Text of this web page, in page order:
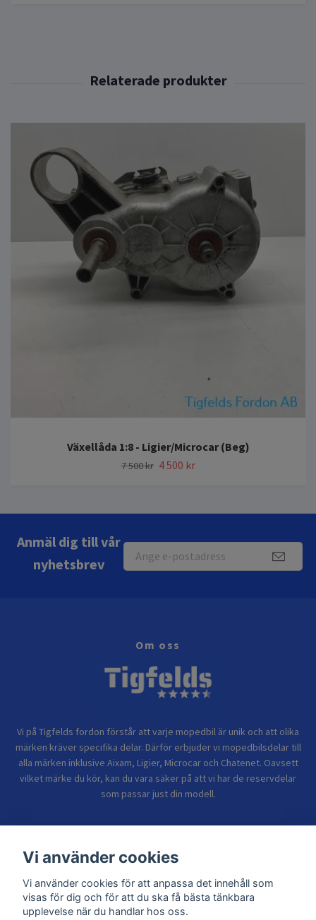
Växellåda 1:8 - Ligier/Microcar (Beg)
7 500 kr 4 500 kr
Anmäl dig till vår
nyhetsbrev
Om oss
Vi på Tigfelds fordon förstår att varje mopedbil är unik och att olika
märken kräver specifika delar. Därför erbjuder vi mopedbilsdelar till
alla märken inklusive Aixam, Ligier, Microcar och Chatenet. Oavsett
vilket märke du kör, kan du vara säker på att vi har de reservdelar
som passar just din modell.
Sidor
Vi använder cookies
Vi använder cookies för att anpassa det innehåll som
visas för dig och för att du ska få bästa tänkbara
upplevelse när du handlar hos oss.